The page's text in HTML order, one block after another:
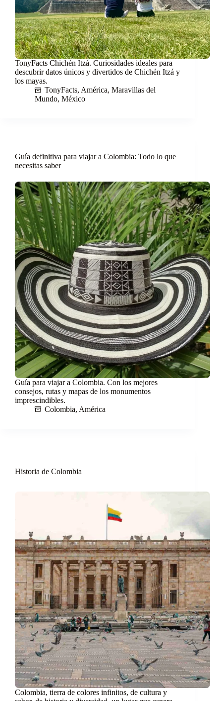
TonyFacts Chichén Itzá. Curiosidades ideales para
descubrir datos únicos y divertidos de Chichén Itzá y
los mayas.
TonyFacts, América, Maravillas del
Mundo, México
Guía definitiva para viajar a Colombia: Todo lo que
necesitas saber
Guía para viajar a Colombia. Con los mejores
consejos, rutas y mapas de los monumentos
imprescindibles.
Colombia, América
Historia de Colombia
Colombia, tierra de colores infinitos, de cultura y